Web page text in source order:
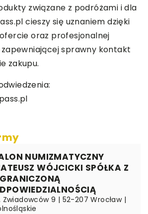
związane z podróżami i dla
cieszy się uznaniem dzięki
oraz profesjonalnej
zapewniającej sprawny kontakt
zakupu.
NUMIZMATYCZNY
WÓJCICKI SPÓŁKA Z
Zwiadowców 9 | 52-207 Wrocław |